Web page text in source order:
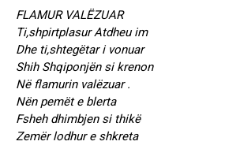
FLAMUR VALËZUAR
Ti,shpirtplasur Atdheu im
Dhe ti,shtegëtar i vonuar
Shih Shqiponjën si krenon
Në flamurin valëzuar .
Nën pemët e blerta
Fsheh dhimbjen si thikë
Zemër lodhur e shkreta